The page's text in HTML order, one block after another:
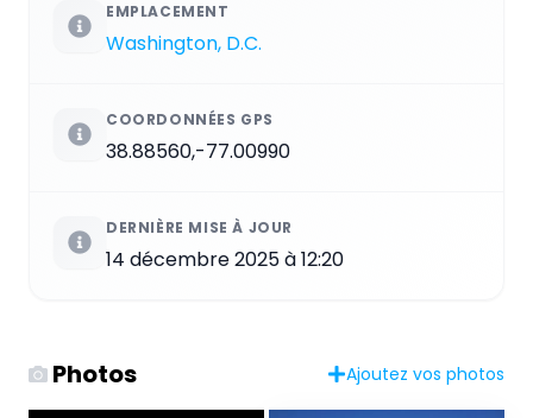
EMPLACEMENT
Washington, D.C.
COORDONNÉES GPS
38.88560,-77.00990
DERNIÈRE MISE À JOUR
14 décembre 2025 à 12:20
Photos Ajoutez vos photos